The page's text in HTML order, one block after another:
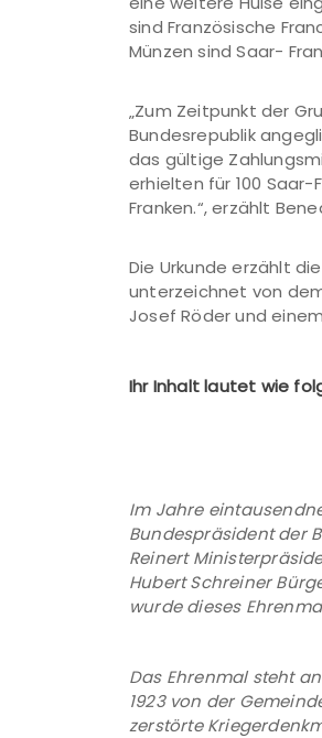
sind Französische
Münzen sind Saar-
„Zum Zeitpunkt der
Bundesrepublik
das gültige
erhielten für 100 Saar-
Franken.“, erzählt
Die Urkunde erzählt
unterzeichnet von
Josef Röder und
Ihr Inhalt lautet wie
Im Jahre
Bundespräsident der
Reinert
Hubert Schreiner
wurde dieses
Das Ehrenmal steht
1923 von der
zerstörte